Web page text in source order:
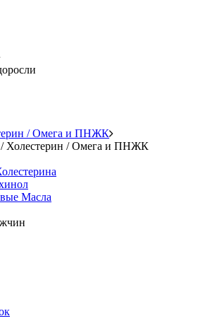
/ Омега и ПНЖК
/ Холестерин / Омега и ПНЖК
Масла